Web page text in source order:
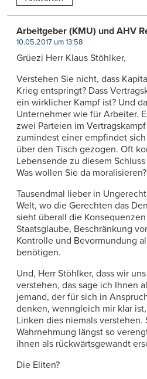
Arbeitgeber (KMU) und AHV
10.05.2017 um 13:58
Grüezi Herr Klaus Stöhlker,
Verstehen Sie nicht, dass
Krieg entspringt? Dass
ein wirklicher Kampf ist? Und
Unternehmer wie für Arbeiter.
zwei Parteien im
zumindest einer empfindet
über den Tisch gezogen. Oft
Lebensende zu diesem
Was wollen Sie da moralisieren?
Tausendmal lieber in
Welt, wo die Gerechten das
sieht überall die
Staatsglaube, Beschränkung
Kontrolle und Bevormundung
benötigen.
Und, Herr Stöhlker, dass wir
verstehen, das sage ich Ihnen
jemand, der für sich in
denken, wenngleich mir klar
Linken dies niemals verstehen.
Wahrnehmung längst so
ihnen als rückwärtsgewandt
Die Eliten?